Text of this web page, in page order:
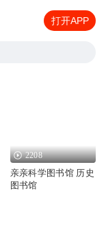
打开APP
2208
亲亲科学图书馆 历史
图书馆